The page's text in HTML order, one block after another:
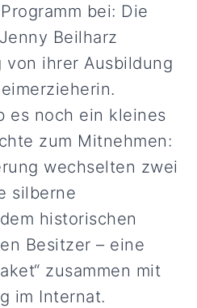
bei: Die
Beilharz
ihrer Ausbildung
es noch ein kleines
zum Mitnehmen:
wechselten zwei
silberne
historischen
Besitzer – eine
zusammen mit
im Internat.